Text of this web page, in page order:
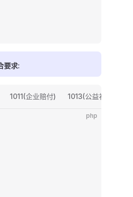
要求:
1011(企业赔付) 1013(公益补助)
php